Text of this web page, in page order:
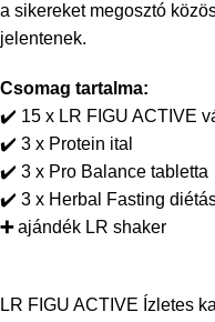
a sikereket megosztó
jelentenek.
Csomag tartalma:
✔️ 15 x LR FIGU ACTIVE
✔️ 3 x Protein ital
✔️ 3 x Pro Balance tabletta
✔️ 3 x Herbal Fasting
➕ajándék LR shaker
LR FIGU ACTIVE Ízletes